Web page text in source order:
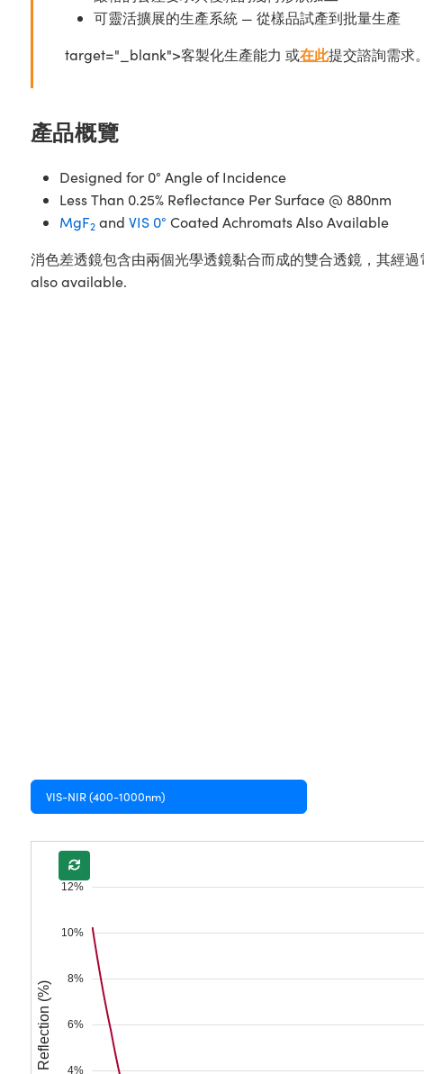
可靈活擴展的生產系統 — 從樣品試產到批量生產
target="_blank">客製化生產能力 或在此提交諮詢需求。
產品概覽
Designed for 0° Angle of Incidence
Less Than 0.25% Reflectance Per Surface @ 880nm
MgF2and VIS 0° Coated Achromats Also Available
消色差透鏡包含由兩個光學透鏡黏合而成的雙合透鏡，其經
also available.
VIS-NIR (400-1000nm)
4%
6%
8%
10%
12%
Reflection (%)